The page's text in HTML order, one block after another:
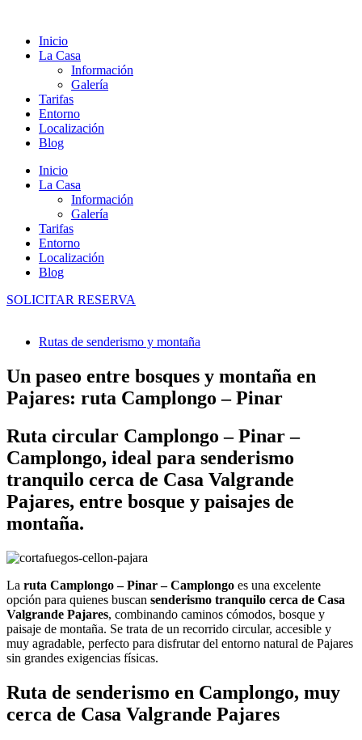
contenido
Inicio
La Casa
Información
Galería
Tarifas
Entorno
Localización
Blog
Inicio
La Casa
Información
Galería
Tarifas
Entorno
Localización
Blog
SOLICITAR RESERVA
Rutas de senderismo y montaña
Un paseo entre bosques y montaña en
Pajares: ruta Camplongo – Pinar
Ruta circular Camplongo – Pinar –
Camplongo, ideal para senderismo
tranquilo cerca de Casa Valgrande
Pajares, entre bosque y paisajes de
montaña.
La ruta Camplongo – Pinar – Camplongo es una excelente
opción para quienes buscan senderismo tranquilo cerca de Casa
Valgrande Pajares, combinando caminos cómodos, bosque y
paisaje de montaña. Se trata de un recorrido circular, accesible y
muy agradable, perfecto para disfrutar del entorno natural de Pajares
sin grandes exigencias físicas.
Ruta de senderismo en Camplongo, muy
cerca de Casa Valgrande Pajares